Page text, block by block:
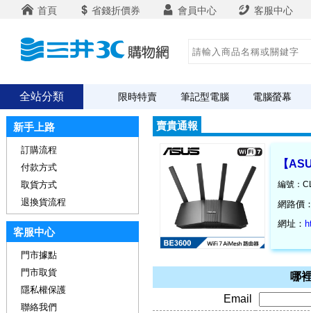
首頁 省錢折價券 會員中心 客服中心
全站分類 限時特賣 筆記型電腦 電腦螢幕
賣貴通報
【
編號：
網路價
網址：
哪
Email
新手上路
訂購流程
付款方式
取貨方式
退換貨流程
客服中心
門市據點
門市取貨
隱私權保護
聯絡我們